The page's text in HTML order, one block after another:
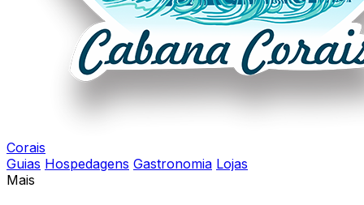
Corais
Guias Hospedagens Gastronomia Lojas
Mais